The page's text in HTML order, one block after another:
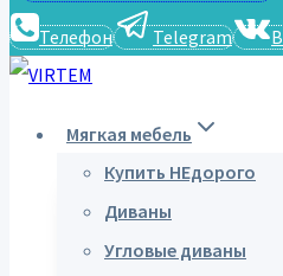
Телефон Telegram
Мягкая мебель
Купить НЕдорого
Диваны
Угловые диваны